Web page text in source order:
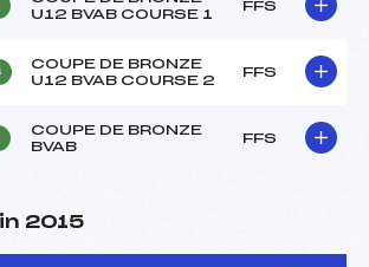
U12 BVAB COURSE 1
FFS
COUPE DE BRONZE
U12 BVAB COURSE 2
FFS
COUPE DE BRONZE
BVAB
FFS
2015